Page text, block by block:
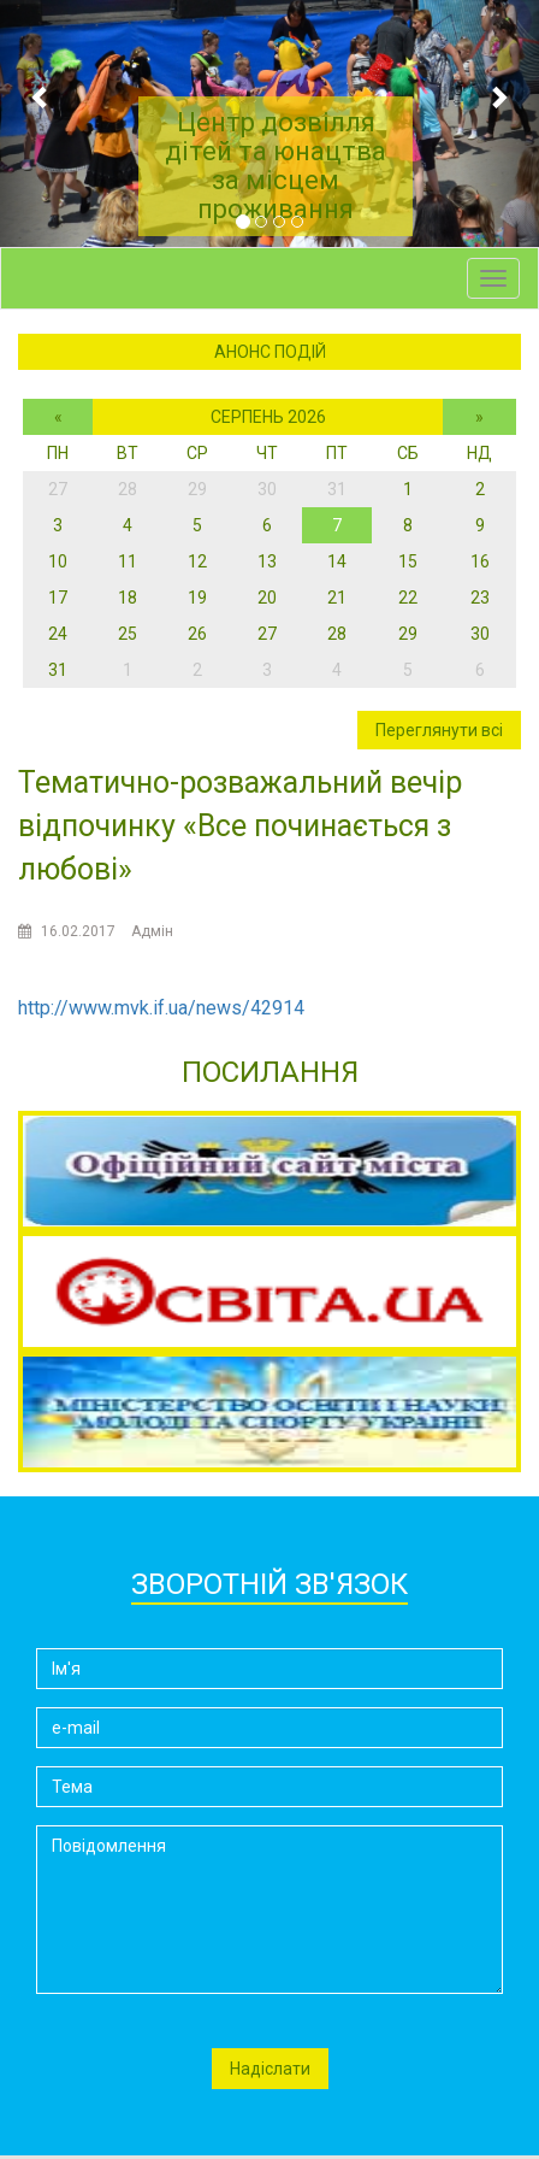
Центр дозвілля
дітей та юнацтва
за місцем
проживання
АНОНС ПОДІЙ
« СЕРПЕНЬ 2026
»
ПН
ВТ СР ЧТ ПТ СБ
НД
27
28 29 30 31 1
2
3
4 5 6 7 8
9
10
11 12 13 14 15
16
17
18 19 20 21 22
23
24
25 26 27 28 29
30
31
1 2 3 4 5 6
Переглянути всі
Тематично-розважальний вечір
відпочинку «Все починається з
любові»
16.02.2017 Адмін
http://www.mvk.if.ua/news/42914
ПОСИЛАННЯ
ЗВОРОТНІЙ ЗВ'ЯЗОК